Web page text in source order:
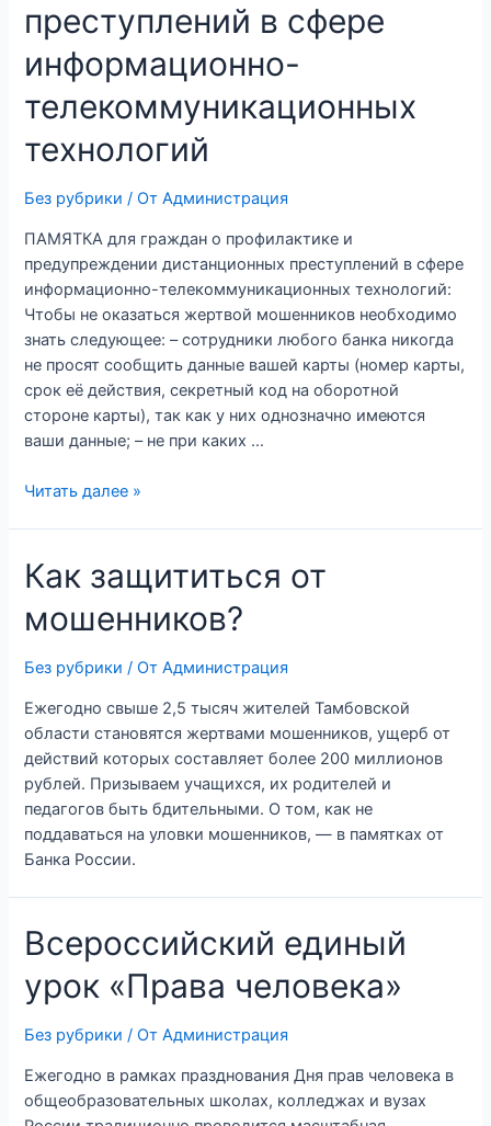
преступлений в сфере
информационно-
телекоммуникационных
технологий
Без рубрики / От Администрация
ПАМЯТКА для граждан о профилактике и
предупреждении дистанционных преступлений в сфере
информационно-телекоммуникационных технологий:
Чтобы не оказаться жертвой мошенников необходимо
знать следующее: – сотрудники любого банка никогда
не просят сообщить данные вашей карты (номер карты,
срок её действия, секретный код на оборотной
стороне карты), так как у них однозначно имеются
ваши данные; – не при каких …
Читать далее »
Как защититься от
мошенников?
Без рубрики / От Администрация
Ежегодно свыше 2,5 тысяч жителей Тамбовской
области становятся жертвами мошенников, ущерб от
действий которых составляет более 200 миллионов
рублей. Призываем учащихся, их родителей и
педагогов быть бдительными. О том, как не
поддаваться на уловки мошенников, — в памятках от
Банка России.
Всероссийский единый
урок «Права человека»
Без рубрики / От Администрация
Ежегодно в рамках празднования Дня прав человека в
общеобразовательных школах, колледжах и вузах